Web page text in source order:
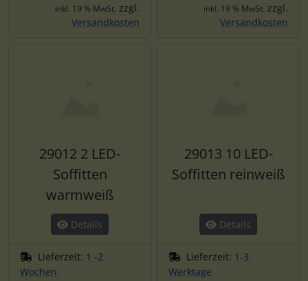
inkl. 19 % MwSt. zzgl.
Versandkosten
inkl. 19 % MwSt. zzgl.
Versandkosten
29012 2 LED-
Soffitten
warmweiß
Details
Lieferzeit: 1 -2
Wochen
29013 10 LED-
Soffitten reinweiß
Details
Lieferzeit: 1-3
Werktage